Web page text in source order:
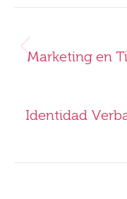
entre
Marketing en
Identidad